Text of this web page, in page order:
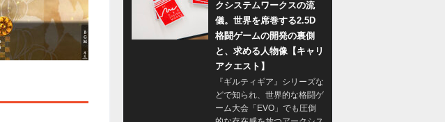
クシステムワークスの流
儀。世界を席巻する2.5D
格闘ゲームの開発の裏側
と、求める人物像【キャリ
アクエスト】
『ギルティギア』シリーズな
どで知られ、世界的な格闘ゲ
ーム大会「EVO」でも圧倒